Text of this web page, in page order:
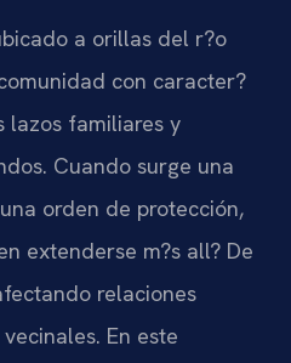
a orillas del r?o
con caracter?
lazos familiares y
Cuando surge una
orden de protección,
extenderse m?s all? De
relaciones
En este